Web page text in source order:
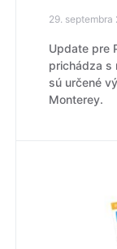
29. septembra
Update pre
prichádza s
sú určené
Monterey.